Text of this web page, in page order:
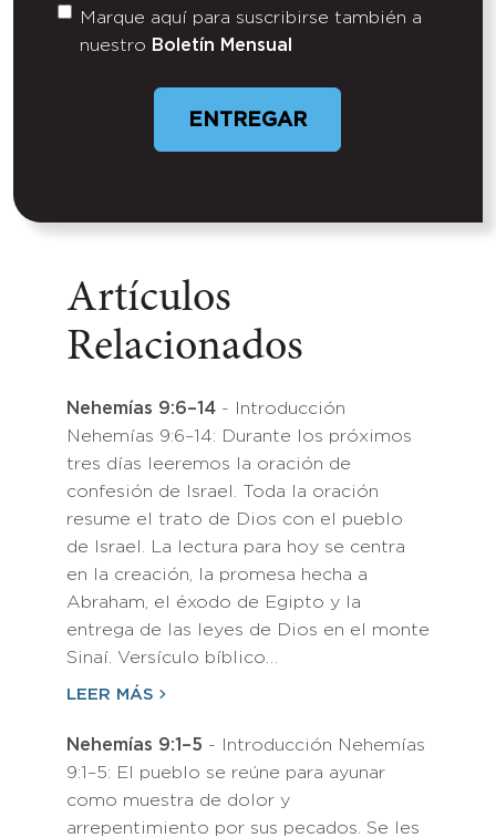
Untitled
Marque aquí para suscribirse también a
nuestro Boletín Mensual
ENTREGAR
Artículos
Relacionados
Nehemías 9:6–14 - Introducción
Nehemías 9:6–14: Durante los próximos
tres días leeremos la oración de
confesión de Israel. Toda la oración
resume el trato de Dios con el pueblo
de Israel. La lectura para hoy se centra
en la creación, la promesa hecha a
Abraham, el éxodo de Egipto y la
entrega de las leyes de Dios en el monte
Sinaí. Versículo bíblico…
LEER MÁS
Nehemías 9:1–5 - Introducción Nehemías
9:1–5: El pueblo se reúne para ayunar
como muestra de dolor y
arrepentimiento por sus pecados. Se les